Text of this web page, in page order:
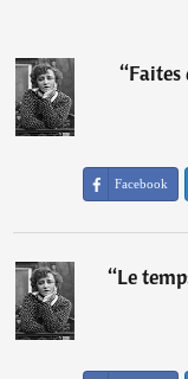
“Faites
Facebook
“Le